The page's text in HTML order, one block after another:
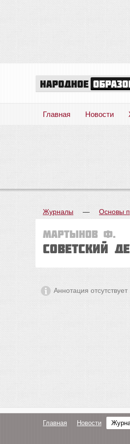
Главная Новости
Журналы — Основы
Мартынов Ф.
Советский
Аннотация отсутствует
Главная Новости